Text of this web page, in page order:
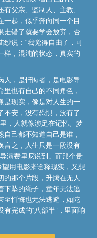
父亲、监制人、主教、
一起，似乎奔向同一个目
错了就要学会放弃，否
纱说：“我觉得自由了，可
样，混沌的状态，真实的
人，是忏悔者，是电影导
也有自己的不同角色，
是现实，像是对人生的一
不安，没有恐惧，没有了
，人就像涉足在记忆、梦
己都不知道自己是谁，
言之，人生只是一段没有
演费里尼说到。而那个贵
望用电影来诠释现实，又想
的那个片段，升腾在无人
下坠的绳子，童年无法逃
至忏悔也无法逃避，如陀
完成的“八部半”，里面响